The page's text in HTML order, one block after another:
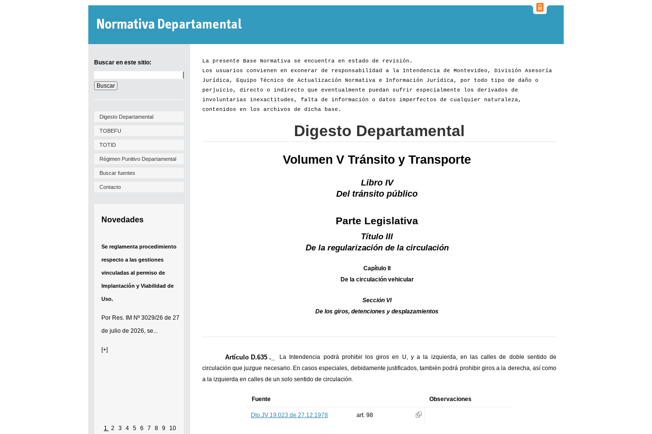
Buscar en este sitio:
en
este
sitio:
Digesto Departamental
TOBEFU
TOTID
Régimen Punitivo Departamental
Buscar fuentes
Contacto
Novedades
Se reglamenta procedimiento
respecto a las gestiones
vinculadas al permiso de
Implantación y Viabilidad de
Uso.
Por Res. IM Nº 3029/26 de 27
de julio de 2026, se...
[+]
1 2 3 4 5 6 7 8 9 10
La presente Base Normativa se encuentra en estado de revisión.
Los usuarios convienen en exonerar de responsabilidad a la Intendencia de Montevideo, División Asesoría
Jurídica, Equipo Técnico de Actualización Normativa e Información Jurídica, por todo tipo de daño o
perjuicio, directo o indirecto que eventualmente puedan sufrir especialmente los derivados de
involuntarias inexactitudes, falta de información o datos imperfectos de cualquier naturaleza,
contenidos en los archivos de dicha base.
Digesto Departamental
Volumen V Tránsito y Transporte
Libro IV
Del tránsito público
Parte Legislativa
Título III
De la regularización de la circulación
Capítulo II
De la circulación vehicular
Sección VI
De los giros, detenciones y desplazamientos
Artículo D.635 ._
La Intendencia podrá prohibir los giros en U, y a la izquierda, en las calles de doble sentido de
circulación que juzgue necesario. En casos especiales, debidamente justificados, también podrá prohibir giros a la derecha, así como
a la izquierda en calles de un solo sentido de circulación.
Fuente Observaciones
Dto.JV 19.023 de 27.12.1978 art. 98